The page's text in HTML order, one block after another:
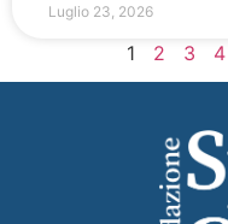
Luglio 23, 2026
1 2 3 4